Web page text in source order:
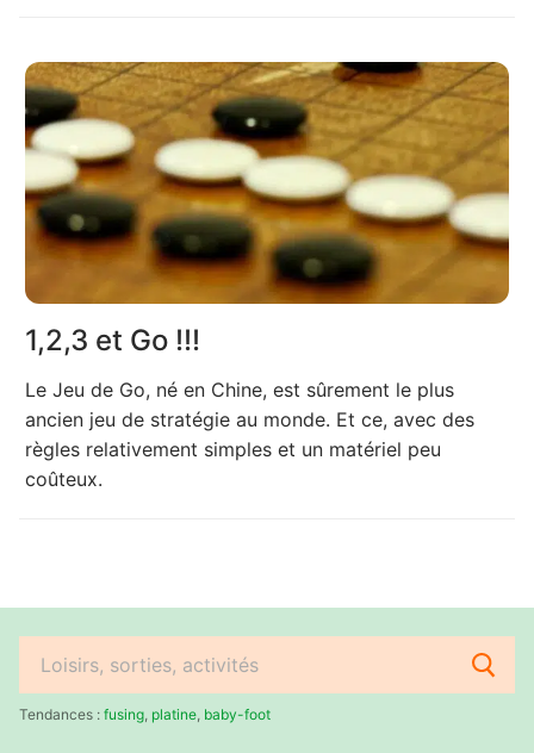
1,2,3 et Go !!!
Le Jeu de Go, né en Chine, est sûrement le plus
ancien jeu de stratégie au monde. Et ce, avec des
règles relativement simples et un matériel peu
coûteux.
Rechercher
:Tendances : fusing platine baby-foot